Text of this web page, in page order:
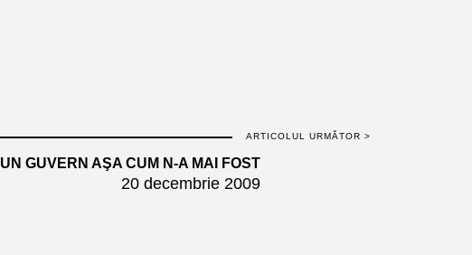
ARTICOLUL URMĂTOR >
UN GUVERN AŞA CUM N-A MAI FOST
20 decembrie 2009